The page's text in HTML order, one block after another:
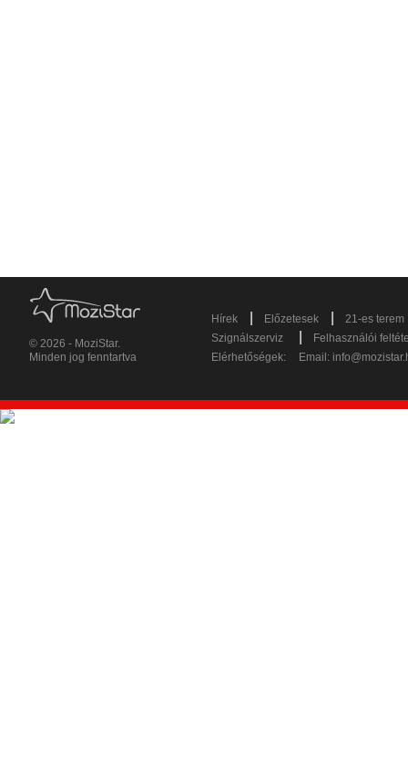
© 2026 - MoziStar.
Minden jog fenntartva
Hírek Előzetesek
21-es terem
Szignálszerviz
Felhasználói
Elérhetőségek:
Email: